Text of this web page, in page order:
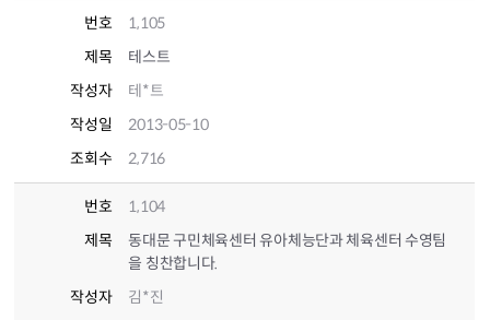
번호
1,105
제목
테스트
작성자
테*트
작성일
2013-05-10
조회수
2,716
번호
1,104
제목
동대문 구민체육센터 유아체능단과 체육센터 수영팀
을 칭찬합니다.
작성자
김*진